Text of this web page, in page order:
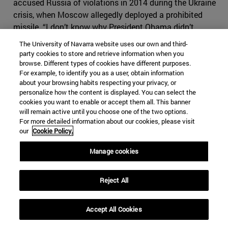
crisis, when Moscow allegedly deployed a prohibited
missile. “I don’t know why President Obama didn’t
negotiate or pull out” were the words of the current
president, “…we’re not going to let them violate a nuclear
agreement and go out and do weapons and we’re not
allowed to… so we’re going to terminate the agreement.
We’re going to pull out.” Recently, the NATO confirmed
Russia’s violations. Jens Stoltenberg, NATO’s Secretary
General, urged Russia to address these concerns in a
“substantial and transparent manner.”
These accusations have truly created tensions between
both parties of the treaty. Kremlin spokesman Dimitri
Peskovhas repeatedly denied the violations. He even
went as far as claiming that it was, in fact, the US who
first violated the treaty, with “armed US drones” that “fly
within the ranges prohibited by the treaty”. As for the
president, Vladimir Putin, he has replied with
The University of Navarra website uses our own and third-
party cookies to store and retrieve information when you
browse. Different types of cookies have different purposes.
For example, to identify you as a user, obtain information
about your browsing habits respecting your privacy, or
personalize how the content is displayed. You can select the
cookies you want to enable or accept them all. This banner
will remain active until you choose one of the two options.
For more detailed information about our cookies, please visit
our Cookie Policy.
Manage cookies
Reject All
Accept All Cookies